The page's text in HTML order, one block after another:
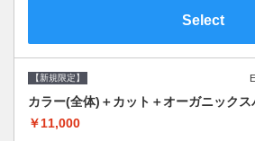
Select
【新規限定】
カラー(全体)＋カット＋オーガニックス
￥11,000